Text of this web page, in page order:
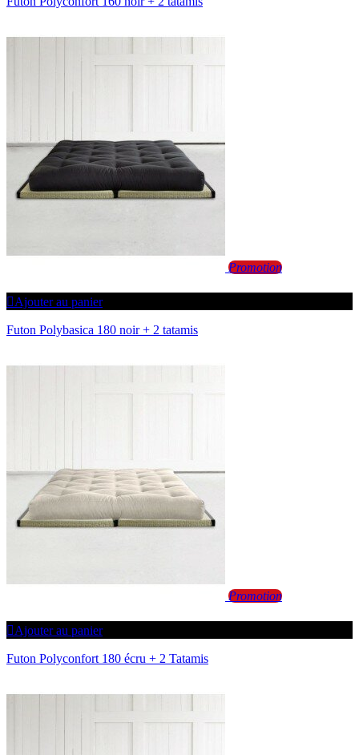
Promotion
Ajouter au panier
Futon Polybasica 180 noir + 2 tatamis
Promotion
Ajouter au panier
Futon Polyconfort 180 écru + 2 Tatamis